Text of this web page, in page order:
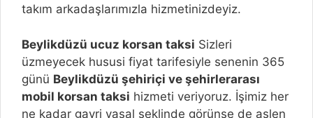
takım arkadaşlarımızla hizmetinizdeyiz.
Beylikdüzü ucuz korsan taksi Sizleri
üzmeyecek hususi fiyat tarifesiyle senenin 365
günü Beylikdüzü şehiriçi ve şehirlerarası
mobil korsan taksi hizmeti veriyoruz. İşimiz her
ne kadar gayri yasal şeklinde görünse de aslen